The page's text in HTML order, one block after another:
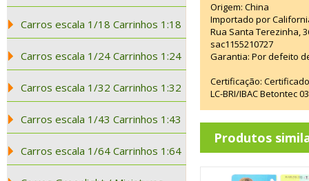
Carros escala 1/18 Carrinhos 1:18
Carros escala 1/24 Carrinhos 1:24
Carros escala 1/32 Carrinhos 1:32
Carros escala 1/43 Carrinhos 1:43
Carros escala 1/64 Carrinhos 1:64
Origem: China
Importado por
Rua Santa Terezinha,
sac1155210727
Garantia: Por defeito
Certificação:
LC-BRI/IBAC Betontec
Produtos